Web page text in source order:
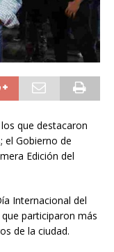
que destacaron
el Gobierno de
Edición del
Internacional del
participaron más
de la ciudad.